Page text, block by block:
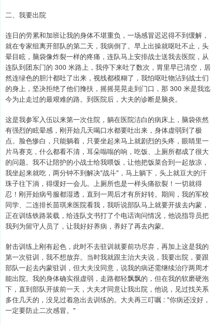
二、我要出院
连日的劳累和加班让我的身体不堪重负，一场感冒迟迟得不到缓解，
就在专家组离开部队的第二天，我病倒了。早上出操就呕吐不止，头
晕目眩，脑袋像炸裂一样的疼痛，连队马上安排战士送我去医院，从
连队到团东门的 300 米路上，我停下来吐了数次，胃里早已清空，居
然连绿色的胆汁都吐了出来，视线都模糊了，我怕呕吐物沾到战士们
的身上，坚决拒绝了他们搀扶，摇摇晃晃走到门口，那 300 米是我迄
今为止走过的最艰难的路。到医院后，大夫的诊断是脑炎。
这是我参军入伍以来第一次住院，躺在医院洁白的病床上，脑袋依然
有强烈的眩晕感，刚开始几天喝口水都要吐出来，身体虚弱到了极
点。脸色惨白，只能躺着，只要坐起来马上就剧烈的头疼，眼睛里一
片马赛克，什么都看不清，耳朵嗡嗡的响，吃饭、上厕所都成了很大
的问题。我不让陪护的小战士给我喂饭，让他把饭菜合到一起放凉，
我坐起来就吃，两分钟不到解决"战斗"，马上躺下，头上就豆大的汗
珠子往下淌，得缓好一会儿。上厕所也是一样头痛欲裂！一切就得
忍！刚开始病号服都湿透，直到一周后才有所好转。期间，我的军校
同学、二连排长苗琪来医院看我，我听说部队马上就要开拔去内蒙，
正在训练铁路装载，给连队文书打了个电话询问情况，他说指导员把
我列为留守人员了，让我好好养病，养好了再去内蒙。
射击训练上刚有起色，此时不去驻训就要前功尽弃，再加上这是我的
第一次驻训，我不想放弃。当时我就跟主治大夫说，我要出院，要跟
部队一起去内蒙驻训，但大夫没同意，说我的病还需继续治疗两周才
能出院。我的身体确实很虚弱，走路都轻飘飘的，但在我的软磨硬泡
下，直到部队开拔前一天，大夫才同意让我出院，他说，见过找关系
多住几天的，没见过着急出去训练的。大夫再三叮嘱 : "你病还没好，
一定要防止二次感冒。"